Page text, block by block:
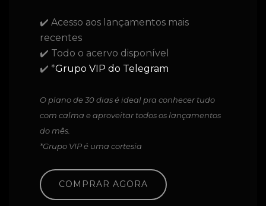
✔️ Acesso aos lançamentos mais
recentes
✔️ Todo o acervo disponível
✔️ *Grupo VIP do Telegram
O plano de 30 dias é ideal pra conhecer tudo
com calma e aproveitar todos os lançamentos
do mês.
*Grupo VIP é uma cortesia
COMPRAR AGORA